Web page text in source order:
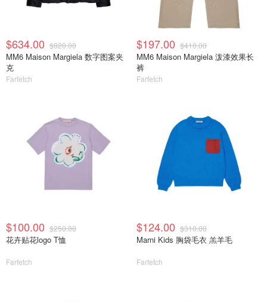
$634.00 $820.00
MM6 Maison Margiela 数字图案夹
克
Farfetch
$197.00 $410.00
MM6 Maison Margiela 泼漆效果长
裤
Farfetch
$100.00 $250.00
花卉贴花logo T恤
Farfetch
$124.00 $310.00
Marni Kids 胸袋毛衣 羔羊毛
Farfetch